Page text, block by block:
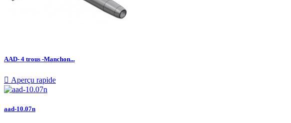
AAD- 4 trous -Manchon...
 Aperçu rapide
aad-10.07n